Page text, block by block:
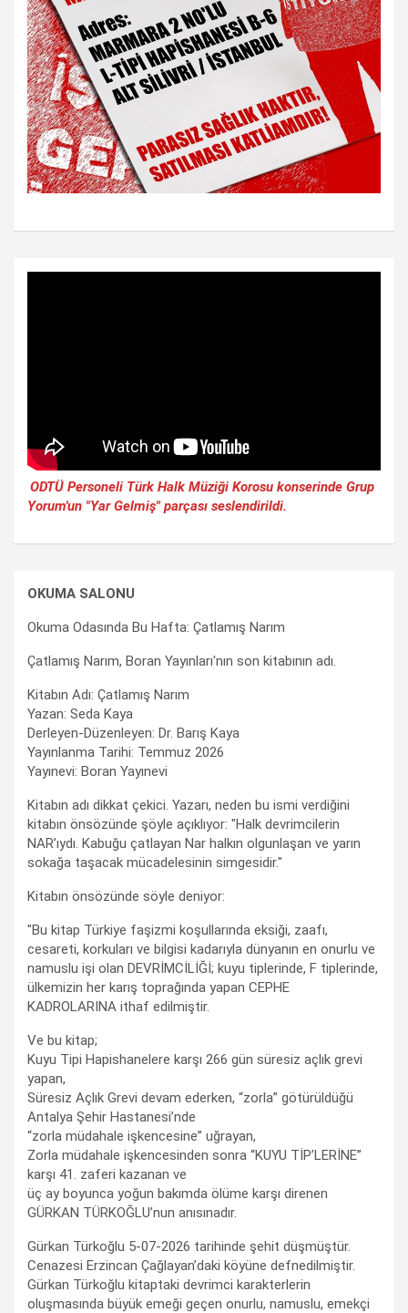
ODTÜ Personeli Türk Halk Müziği Korosu konserinde Grup
Yorum'un "Yar Gelmiş" parçası seslendirildi.
OKUMA SALONU
Okuma Odasında Bu Hafta: Çatlamış Narım
Çatlamış Narım, Boran Yayınları'nın son kitabının adı.
Kitabın Adı: Çatlamış Narım
Yazan: Seda Kaya
Derleyen-Düzenleyen: Dr. Barış Kaya
Yayınlanma Tarihi: Temmuz 2026
Yayınevi: Boran Yayınevi
Kitabın adı dikkat çekici. Yazarı, neden bu ismi verdiğini
kitabın önsözünde şöyle açıklıyor: "Halk devrimcilerin
NAR’ıydı. Kabuğu çatlayan Nar halkın olgunlaşan ve yarın
sokağa taşacak mücadelesinin simgesidir."
Kitabın önsözünde söyle deniyor:
"Bu kitap Türkiye faşizmi koşullarında eksiği, zaafı,
cesareti, korkuları ve bilgisi kadarıyla dünyanın en onurlu ve
namuslu işi olan DEVRİMCİLİĞİ; kuyu tiplerinde, F tiplerinde,
ülkemizin her karış toprağında yapan CEPHE
KADROLARINA ithaf edilmiştir.
Ve bu kitap;
Kuyu Tipi Hapishanelere karşı 266 gün süresiz açlık grevi
yapan,
Süresiz Açlık Grevi devam ederken, “zorla” götürüldüğü
Antalya Şehir Hastanesi’nde
“zorla müdahale işkencesine” uğrayan,
Zorla müdahale işkencesinden sonra “KUYU TİP’LERİNE”
karşı 41. zaferi kazanan ve
üç ay boyunca yoğun bakımda ölüme karşı direnen
GÜRKAN TÜRKOĞLU’nun anısınadır.
Gürkan Türkoğlu 5-07-2026 tarihinde şehit düşmüştür.
Cenazesi Erzincan Çağlayan’daki köyüne defnedilmiştir.
Gürkan Türkoğlu kitaptaki devrimci karakterlerin
oluşmasında büyük emeği geçen onurlu, namuslu, emekçi